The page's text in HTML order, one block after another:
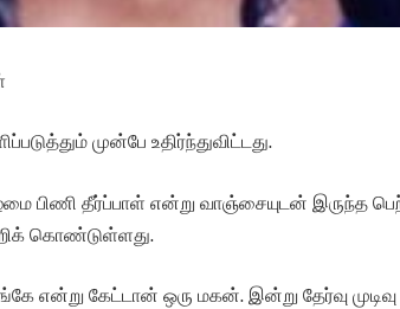
முன்பே உதிர்ந்துவிட்டது.
பிணி தீர்ப்பாள் என்று வாஞ்சையுடன் இருந்த
கொண்டுள்ளது.
என்று கேட்டான் ஒரு மகன். இன்று தேர்வு